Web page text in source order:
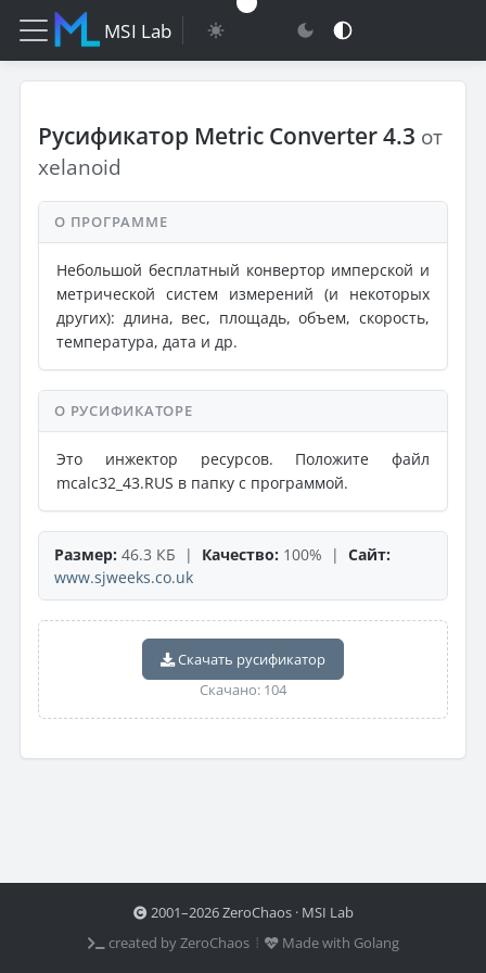
MSI Lab
Русификатор Metric Converter 4.3 от
xelanoid
О ПРОГРАММЕ
Небольшой бесплатный конвертор имперской и
метрической систем измерений (и некоторых
других): длина, вес, площадь, объем, скорость,
температура, дата и др.
О РУСИФИКАТОРЕ
Это инжектор ресурсов. Положите файл
mcalc32_43.RUS в папку с программой.
Размер: 46.3 КБ | Качество: 100% | Сайт:
www.sjweeks.co.uk
Скачать русификатор
Скачано: 104
2001–2026 ZeroChaos · MSI Lab
created by ZeroChaos ⦙
Made with Golang